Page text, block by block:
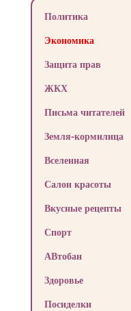
Политика
Экономика
Защита прав
ЖКХ
Письма читателей
Земля-кормилица
Вселенная
Салон красоты
Вкусные рецепты
Спорт
АВтобан
Здоровье
Посиделки